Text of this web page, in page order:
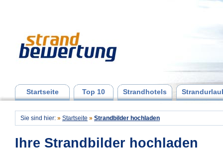
Startseite Top 10 Strandhotels
Sie sind hier: » Startseite » Strandbilder hochladen
Ihre Strandbilder hochladen